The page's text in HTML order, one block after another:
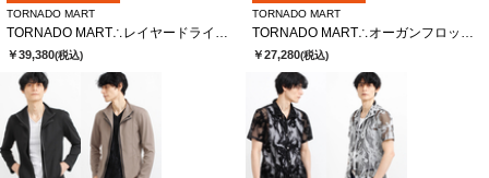
TORNADO MART
TORNADO MART∴レイヤードライダース
￥39,380(税込)
TORNADO MART
TORNADO MART∴オーガンフロッキースモークプリント半袖シャツ
￥27,280(税込)